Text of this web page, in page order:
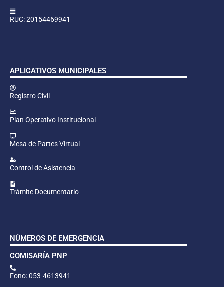
RUC: 20154469941
APLICATIVOS MUNICIPALES
Registro Civil
Plan Operativo Institucional
Mesa de Partes Virtual
Control de Asistencia
Trámite Documentario
NÚMEROS DE EMERGENCIA
COMISARÍA PNP
Fono: 053-4613941